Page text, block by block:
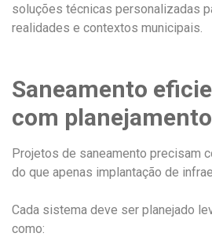
soluções técnicas personalizadas
realidades e contextos municipais.
Saneamento
com
Projetos de saneamento precisam
do que apenas implantação de
Cada sistema deve ser planejado
como: